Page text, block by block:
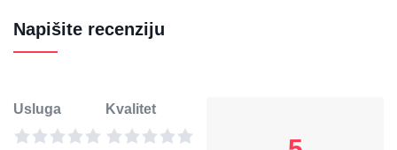
Napišite recenziju
Usluga Kvalitet